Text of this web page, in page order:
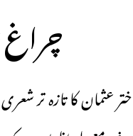
چراغ
عثمان کا تازہ تر